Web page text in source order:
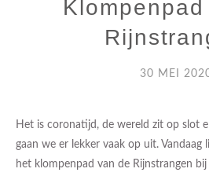
30 MEI
Het is coronatijd, de wereld zit op slot
gaan we er lekker vaak op uit. Vandaag
het klompenpad van de Rijnstrangen